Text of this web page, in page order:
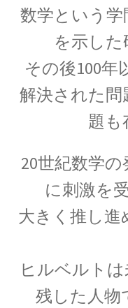
イタ
【コペルニク
ウィ
【B・K OM,
ウィーン
関係【
数学という学
を示した
その後100年
解決された
題も
20世紀数学
に刺激を
大きく推し
ヒルベルト
残した人物